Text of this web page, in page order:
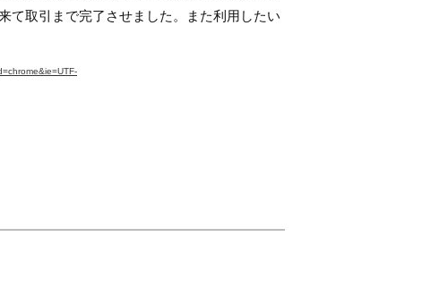
て取引まで完了させました。また利用したい